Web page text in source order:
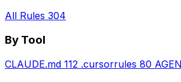
All Rules 304
By Tool
CLAUDE.md 112 .cursorrules 80